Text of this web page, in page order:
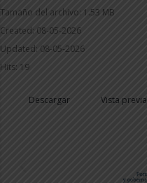
Tamaño del archivo: 1.53 MB
Created: 08-05-2026
Updated: 08-05-2026
Hits: 19
Descargar Vista previa